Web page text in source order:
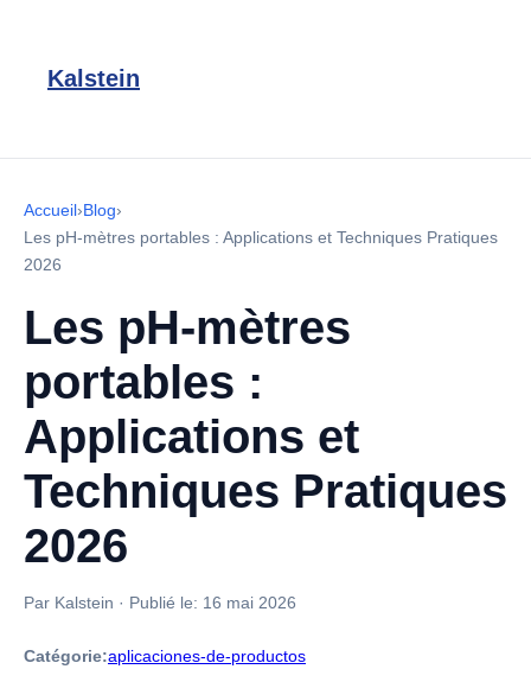
Kalstein
Accueil›Blog›
Les pH-mètres portables : Applications et Techniques Pratiques
2026
Les pH-mètres
portables :
Applications et
Techniques Pratiques
2026
Par Kalstein · Publié le: 16 mai 2026
Catégorie:aplicaciones-de-productos